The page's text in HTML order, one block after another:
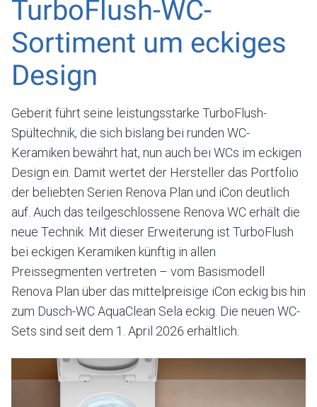
TurboFlush-WC-
Sortiment um eckiges
Design
Geberit führt seine leistungsstarke TurboFlush-
Spültechnik, die sich bislang bei runden WC-
Keramiken bewährt hat, nun auch bei WCs im eckigen
Design ein. Damit wertet der Hersteller das Portfolio
der beliebten Serien Renova Plan und iCon deutlich
auf. Auch das teilgeschlossene Renova WC erhält die
neue Technik. Mit dieser Erweiterung ist TurboFlush
bei eckigen Keramiken künftig in allen
Preissegmenten vertreten – vom Basismodell
Renova Plan über das mittelpreisige iCon eckig bis hin
zum Dusch-WC AquaClean Sela eckig. Die neuen WC-
Sets sind seit dem 1. April 2026 erhältlich.